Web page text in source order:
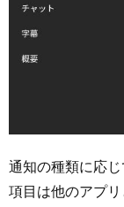
通知の種類に応
項目は他のアプ